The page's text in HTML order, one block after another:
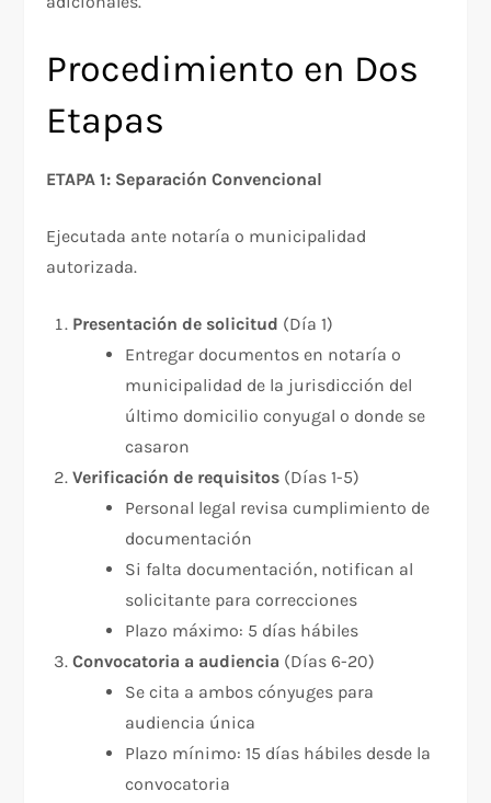
Procedimiento en Dos
Etapas
ETAPA 1: Separación Convencional
Ejecutada ante notaría o municipalidad
autorizada.​
Presentación de solicitud (Día 1)
Entregar documentos en notaría o
municipalidad de la jurisdicción del
último domicilio conyugal o donde se
casaron
Verificación de requisitos (Días 1-5)
Personal legal revisa cumplimiento de
documentación
Si falta documentación, notifican al
solicitante para correcciones
Plazo máximo: 5 días hábiles
Convocatoria a audiencia (Días 6-20)
Se cita a ambos cónyuges para
audiencia única
Plazo mínimo: 15 días hábiles desde la
convocatoria